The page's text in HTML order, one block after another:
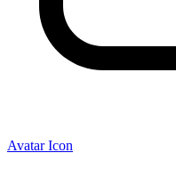
Avatar Icon